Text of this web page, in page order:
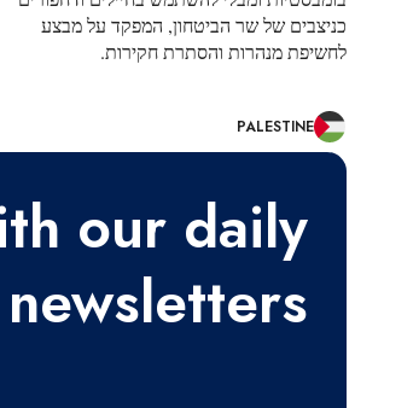
כניצבים של שר הביטחון, המפקד על מבצע
לחשיפת מנהרות והסתרת חקירות.
PALESTINE
our daily